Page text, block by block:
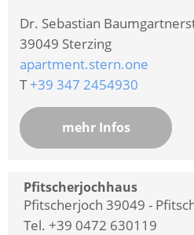
Dr. Sebastian
39049 Sterzing
apartment.stern.one
T+39 347 2454930
mehr Infos
Pfitscherjochhaus
Pfitscherjoch 39049 -
Tel. +39 0472 630119